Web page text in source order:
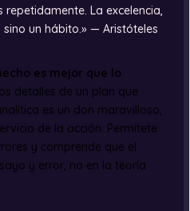
repetidamente. La excelencia,
un hábito.» — Aristóteles
es mejor que lo
detalles de un plan que
es un don maravilloso,
de la acción. Permítete
y comprende que el
y error, no en la teoría